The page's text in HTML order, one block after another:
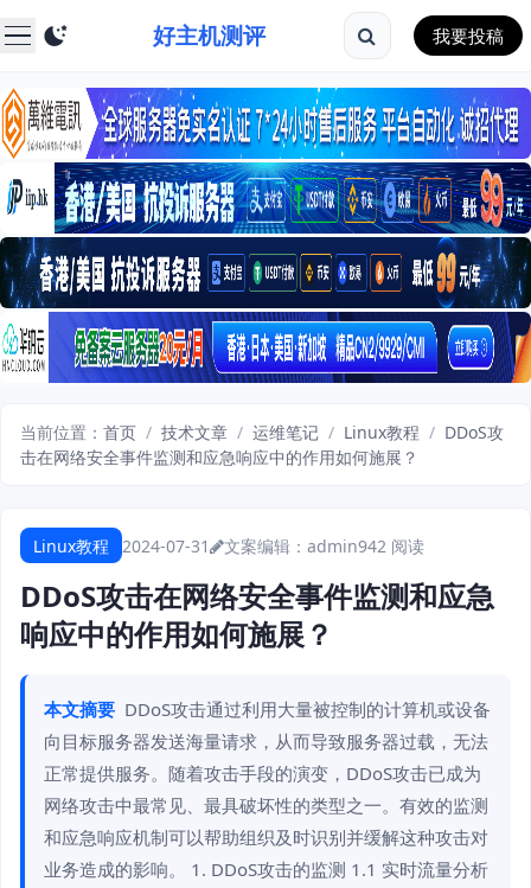
好主机测评 我要投稿
当前位置： 首页 / 技术文章 / 运维笔记 / Linux教程 / DDoS攻
击在网络安全事件监测和应急响应中的作用如何施展？
Linux教程 2024-07-31 文案编辑：admin942 阅读
DDoS攻击在网络安全事件监测和应急
响应中的作用如何施展？
本文摘要 DDoS攻击通过利用大量被控制的计算机或设备
向目标服务器发送海量请求，从而导致服务器过载，无法
正常提供服务。随着攻击手段的演变，DDoS攻击已成为
网络攻击中最常见、最具破坏性的类型之一。有效的监测
和应急响应机制可以帮助组织及时识别并缓解这种攻击对
业务造成的影响。 1. DDoS攻击的监测 1.1 实时流量分析